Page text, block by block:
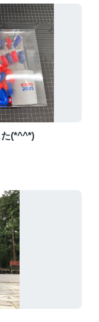
た(*^^*)